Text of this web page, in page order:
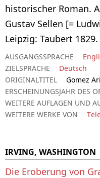
historischer Roman.
Gustav Sellen [=
Leipzig: Taubert 1829.
AUSGANGSSPRACHE
ZIELSPRACHE
Deutsch
ORIGINALTITEL
Gomez
ERSCHEINUNGSJAHR DES
WEITERE AUFLAGEN UND
WEITERE WERKE VON
IRVING, WASHINGTON
Die Eroberung von